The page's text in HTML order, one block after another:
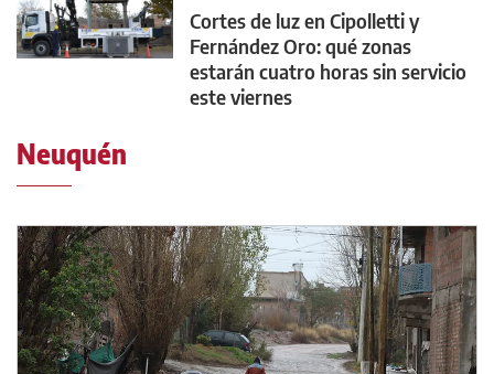
Cortes de luz en Cipolletti y
Fernández Oro: qué zonas
estarán cuatro horas sin servicio
este viernes
Neuquén